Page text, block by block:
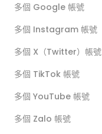
多個 Google 帳號
多個 Instagram 帳號
多個 X（Twitter）帳號
多個 TikTok 帳號
多個 YouTube 帳號
多個 Zalo 帳號